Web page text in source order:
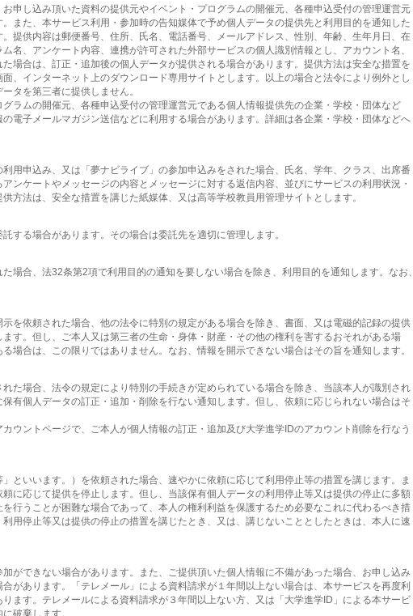
申し込み頂いた資料の提供元やイベント・プログラムの開催元、各種申込受付の管理運営元
また、本サービス利用・参加時の告知媒体で予め個人データの提供先と利用目的を通知した
提供内容は郵便番号、住所、氏名、電話番号、メールアドレス、性別、年齢、生年月日、在
名、アンケート内容、連携が許可された外部サービスの個人識別情報とし、アカウント名、
場合は、訂正・追加後の個人データが提供される場合があります。提供方法は安全な措置を
、インターネット上のダウンロード専用サイトとします。以上の場合と法令により例外とし
タを第三者に提供しません。
ラムの開催元、各種申込受付の管理運営元である個人情報提供先の企業・学校・団体など
電子メールマガジン送信などに利用する場合があります。詳細は各企業・学校・団体などへ
用申込み、又は「夢ナビライブ」の参加申込みをされた場合、氏名、学年、クラス、出席番
ンケートやメッセージの内容とメッセージに対する返信内容、並びにサービスの利用状況・
方法は、安全な措置を講じた紙媒体、又は高等学校教員用管理サイトとします。
する場合があります。その場合は委託先を適切に管理します。
場合、法32条第2項で利用目的の通知を要しない場合を除き、利用目的を通知します。なお、
を依頼された場合、他の法令に特別の規定がある場合を除き、書面、又は電磁的記録の提供
す。但し、ご本人又は第三者の生命・身体・財産・その他の権利を害するおそれがある場
場合は、この限りではありません。なお、情報を開示できない場合はその旨を通知します。
た場合、法令の規定により特別の手続きが定められている場合を除き、当該本人が識別され
有個人データの訂正・追加・削除を行ない通知します。但し、依頼に応じられない場合はそ
ウントページで、ご本人が個人情報の訂正・追加及び大学進学IDのアカウント削除を行なう
といいます。）を依頼された場合、速やかに依頼に応じて利用停止等の措置を講じます。ま
に応じて提供を停止します。但し、当該保有個人データの利用停止等又は提供の停止に多額
行うことが困難な場合であって、本人の権利利益を保護するため必要なこれに代わるべき措
用停止等又は提供の停止の措置を講じたとき、又は、講じないこととしたときは、本人に速
ができない場合があります。また、ご提供頂いた個人情報に不備があった場合、お申し込み
があります。「テレメール」による資料請求が１年間以上ない場合は、本サービスを再度利
ます。テレメールによる資料請求が３年間以上ない方、又は「大学進学ID」による本サービ
破棄します。